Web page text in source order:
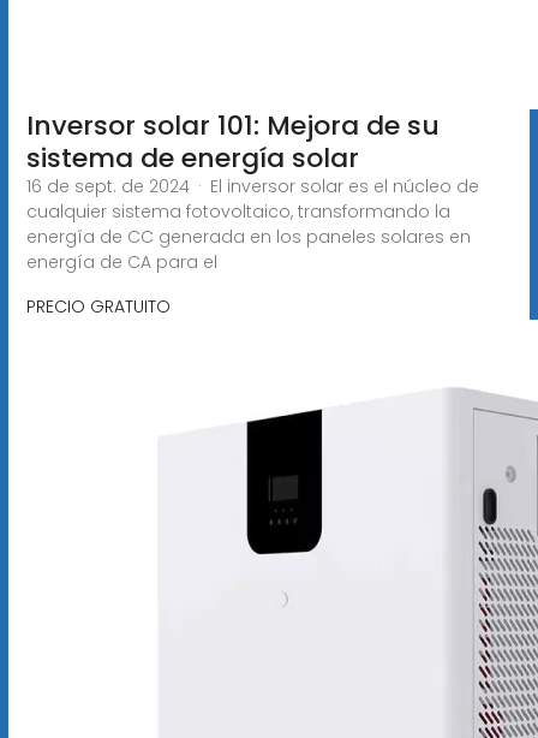
Inversor solar 101: Mejora de su
sistema de energía solar
16 de sept. de 2024 · El inversor solar es el núcleo de
cualquier sistema fotovoltaico, transformando la
energía de CC generada en los paneles solares en
energía de CA para el
PRECIO GRATUITO